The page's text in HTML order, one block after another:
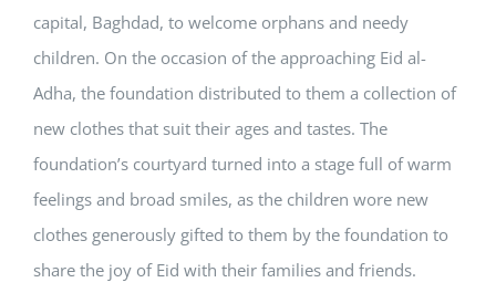
capital, Baghdad, to welcome orphans and needy
children. On the occasion of the approaching Eid al-
Adha, the foundation distributed to them a collection of
new clothes that suit their ages and tastes. The
foundation’s courtyard turned into a stage full of warm
feelings and broad smiles, as the children wore new
clothes generously gifted to them by the foundation to
share the joy of Eid with their families and friends.